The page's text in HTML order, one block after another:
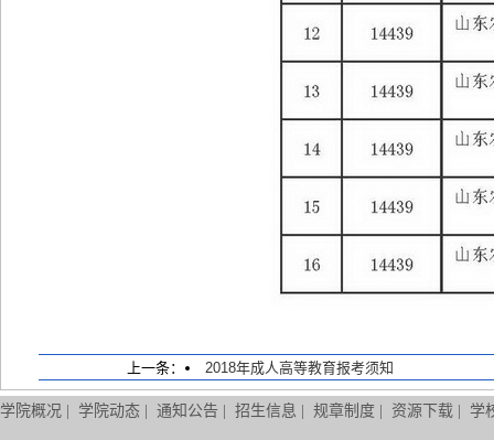
上一条： 2018年成人高等教育报考须知
学院概况 学院动态 通知公告 招生信息 规章制度 资源下载 学